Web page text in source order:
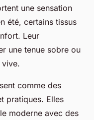
une sensation
été, certains tissus
Leur
une tenue sobre ou
vive.
comme des
pratiques. Elles
moderne avec des